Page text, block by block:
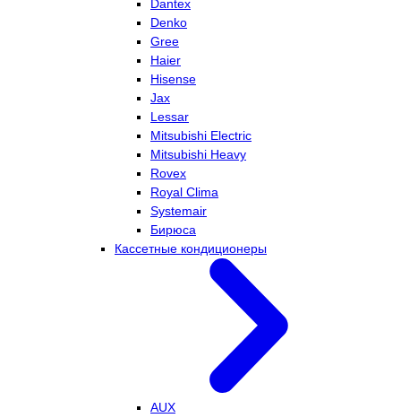
Dantex
Denko
Gree
Haier
Hisense
Jax
Lessar
Mitsubishi Electric
Mitsubishi Heavy
Rovex
Royal Clima
Systemair
Бирюса
Кассетные кондиционеры
AUX